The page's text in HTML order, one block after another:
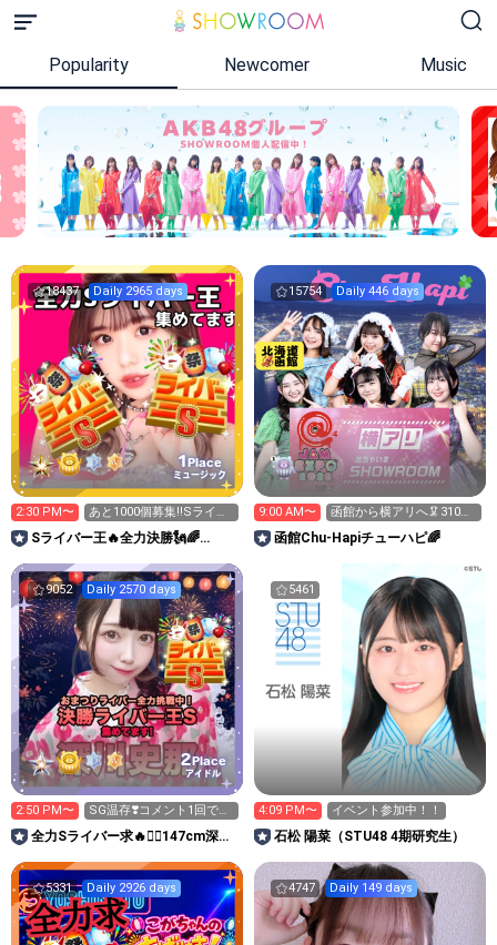
Popularity Newcomer Music
18437 Daily 2965 days
1 Place
ミュージック
2:30 PM〜
あと1000個募集‼️Sライバ
ー王👑投げれます！
Sライバー王🔥全力決勝🗽🌈
15754 Daily 446 days
9:00 AM〜
函館から横アリへ🦑310万
ptで新メン発表！
函館Chu-Hapiチューハピ🌈
9052 Daily 2570 days
2Place
アイドル
2:50 PM〜
SG温存❣️コメント1回で無
料の S求🧡
全力Sライバー求🔥❤️‍🔥147cm深川
5461
4:09 PM〜 イベント参加中！！
石松 陽菜（STU48 4期研究生）
5331 Daily 2926 days 4747 Daily 149 days